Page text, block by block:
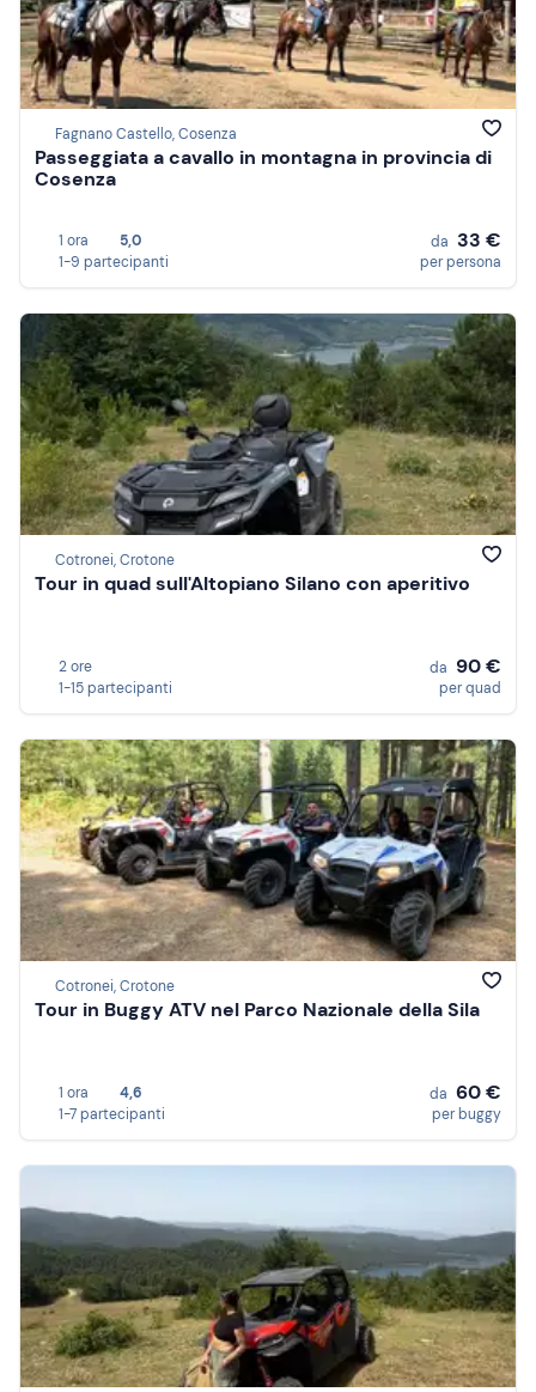
Fagnano Castello, Cosenza
Passeggiata a cavallo in montagna in provincia di
Cosenza
1 ora
5,0
1-9 partecipanti
da 33 €
per persona
Cotronei, Crotone
Tour in quad sull'Altopiano Silano con aperitivo
2 ore
1-15 partecipanti
da 90 €
per quad
Cotronei, Crotone
Tour in Buggy ATV nel Parco Nazionale della Sila
1 ora
4,6
1-7 partecipanti
da 60 €
per buggy